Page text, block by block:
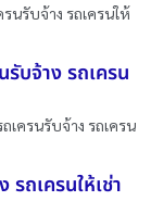
นรับจ้าง รถเครนให้
บจ้าง รถเครน
เครนรับจ้าง รถเครน
ถเครนให้เช่า